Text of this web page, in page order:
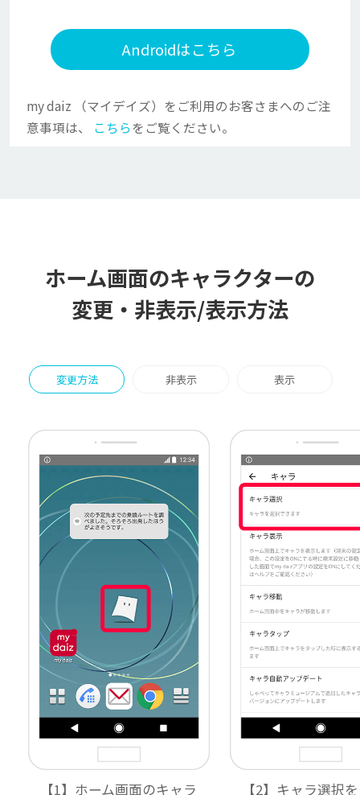
Androidはこちら
my daiz （マイデイズ）をご利用のお客さまへのご注
意事項は、 こちらをご覧ください。
ホーム画面のキャラクターの
変更・非表示/表示方法
変更方法 非表示 表示
【1】ホーム画面のキャラ
【2】キャラ選択